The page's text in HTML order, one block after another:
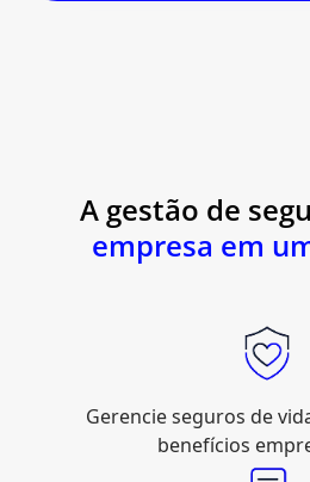
A gestão de
empresa em
Gerencie seguros de
benefícios